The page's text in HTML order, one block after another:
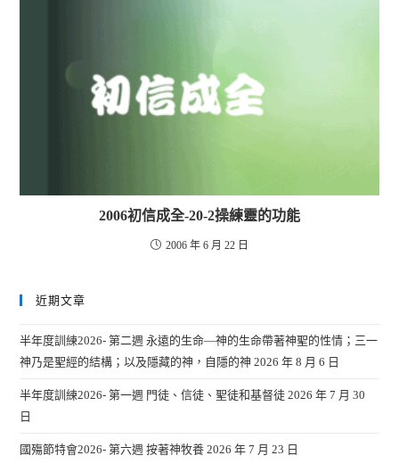
2006初信成全-20-2操練靈的功能
2006 年 6 月 22 日
近期文章
半年度訓練2026- 第二週 永遠的生命—神的生命帶著神聖的性情；三一
神乃是聖經的結構；以及隱藏的神，自隱的神 2026 年 8 月 6 日
半年度訓練2026- 第一週 門徒、信徒、聖徒和基督徒 2026 年 7 月 30
日
國殤節特會2026- 第六週 按著神牧養 2026 年 7 月 23 日